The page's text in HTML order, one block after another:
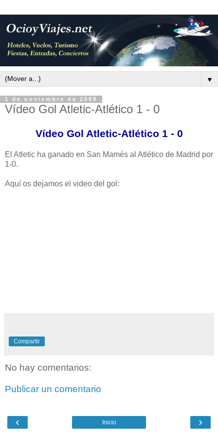
▼
1 de noviembre de 2009
Vídeo Gol Atletic-Atlético 1 - 0
Vídeo Gol Atletic-Atlético 1 - 0
El Atletic ha ganado en San Mamés al Atlético de Madrid por
1-0.
Aquí os dejamos el video del gol:
Compartir
No hay comentarios:
Publicar un comentario
‹ ›
Inicio